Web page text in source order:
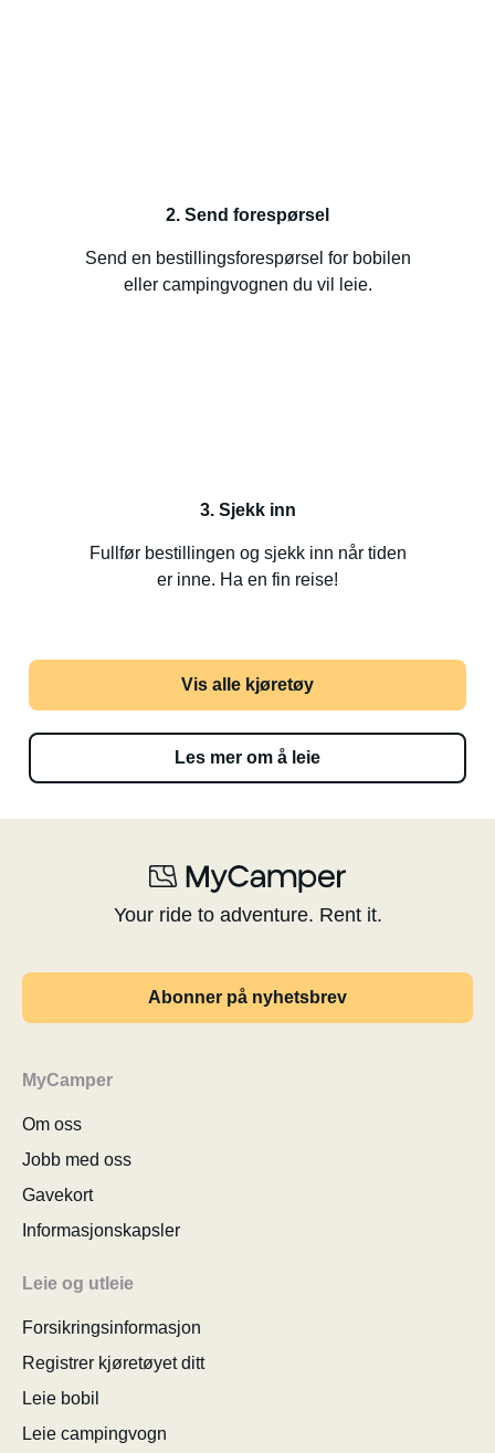
2. Send forespørsel
Send en bestillingsforespørsel for bobilen
eller campingvognen du vil leie.
3. Sjekk inn
Fullfør bestillingen og sjekk inn når tiden
er inne. Ha en fin reise!
Vis alle kjøretøy
Les mer om å leie
Your ride to adventure. Rent it.
Abonner på nyhetsbrev
MyCamper
Om oss
Jobb med oss
Gavekort
Informasjonskapsler
Leie og utleie
Forsikringsinformasjon
Registrer kjøretøyet ditt
Leie bobil
Leie campingvogn